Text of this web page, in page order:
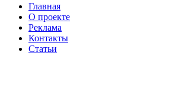
Главная
О проекте
Реклама
Контакты
Статьи